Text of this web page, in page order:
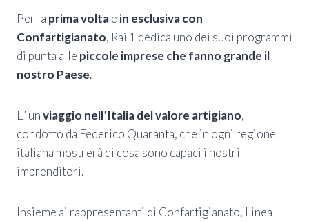
Per la prima voltae in esclusiva con
Confartigianato, Rai 1 dedica uno dei suoi programmi
di punta alle piccole imprese che fanno grande il
nostro Paese.
E’ unviaggio nell’Italia del valore artigiano,
condotto da Federico Quaranta, che in ogni regione
italiana mostrerà di cosa sono capaci i nostri
imprenditori.
Insieme ai rappresentanti di Confartigianato, Linea